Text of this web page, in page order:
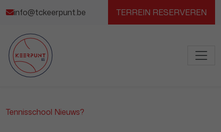
info@tckeerpunt.be TERREIN RESERVEREN
Tennisschool Nieuws?